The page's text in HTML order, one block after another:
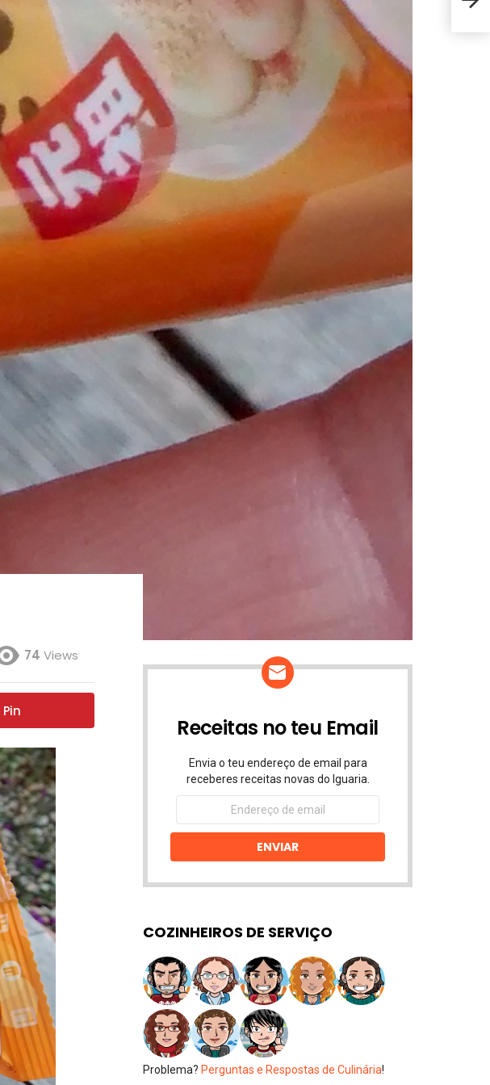
74 Views
Pin
Receitas no teu Email
Envia o teu endereço de email para
receberes receitas novas do Iguaria.
Endereço
email
ENVIAR
COZINHEIROS DE SERVIÇO
Problema? Perguntas e Respostas de Culinária!